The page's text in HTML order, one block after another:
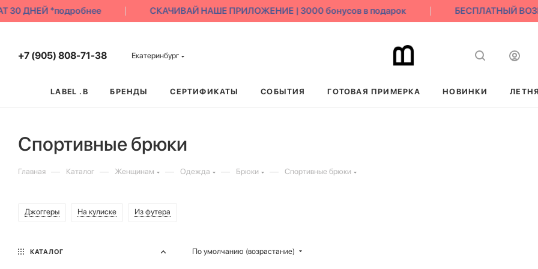
ДНЕЙ *подробнее СКАЧИВАЙ НАШЕ ПРИЛОЖЕНИЕ | 3000 бонусов в подарок БЕСПЛАТНЫЙ
+7 (905) 808-71-38 Екатеринбург
LABEL .B БРЕНДЫ СЕРТИФИКАТЫ СОБЫТИЯ ГОТОВАЯ ПРИМЕРКА НОВИНКИ
Спортивные брюки
Главная — Каталог — Женщинам — Одежда — Брюки — Спортивные брюки
Джоггеры На кулиске Из футера
По умолчанию (возрастание)
КАТАЛОГ